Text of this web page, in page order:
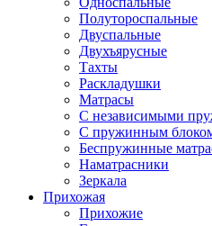
Полутороспальные
Двуспальные
Двухъярусные
Тахты
Раскладушки
Матрасы
С независимыми
С пружинным
Беспружинные
Наматрасники
Зеркала
Прихожая
Прихожие